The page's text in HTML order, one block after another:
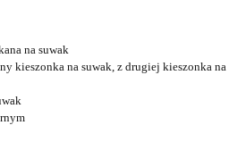
na suwak
kieszonka na suwak, z drugiej kieszonka na